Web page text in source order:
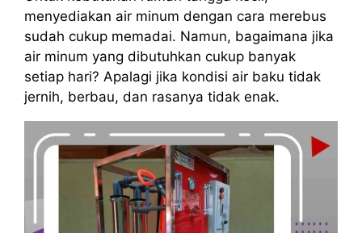
menyediakan air minum dengan cara merebus
sudah cukup memadai. Namun, bagaimana jika
air minum yang dibutuhkan cukup banyak
setiap hari? Apalagi jika kondisi air baku tidak
jernih, berbau, dan rasanya tidak enak.